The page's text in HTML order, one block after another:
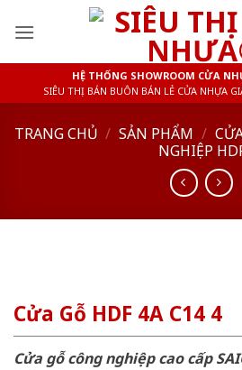
HỆ THỐNG SHOWROOM CỬA
SIÊU THỊ BÁN BUÔN BÁN LẺ CỬA NHỰA
TRANG CHỦ / SẢN PHẨM /
NGHIỆP
Cửa Gỗ HDF 4A C14 4
Cửa gỗ công nghiệp cao cấp